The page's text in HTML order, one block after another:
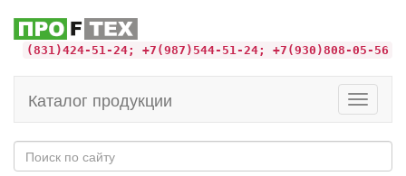
(831)424-51-24; +7(987)544-51-24; +7(930)808-05-56
Toggle
Каталог продукции